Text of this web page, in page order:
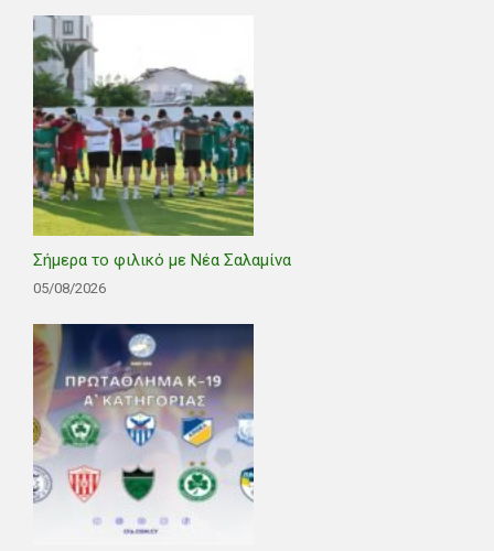
Σήμερα το φιλικό με Νέα Σαλαμίνα
05/08/2026